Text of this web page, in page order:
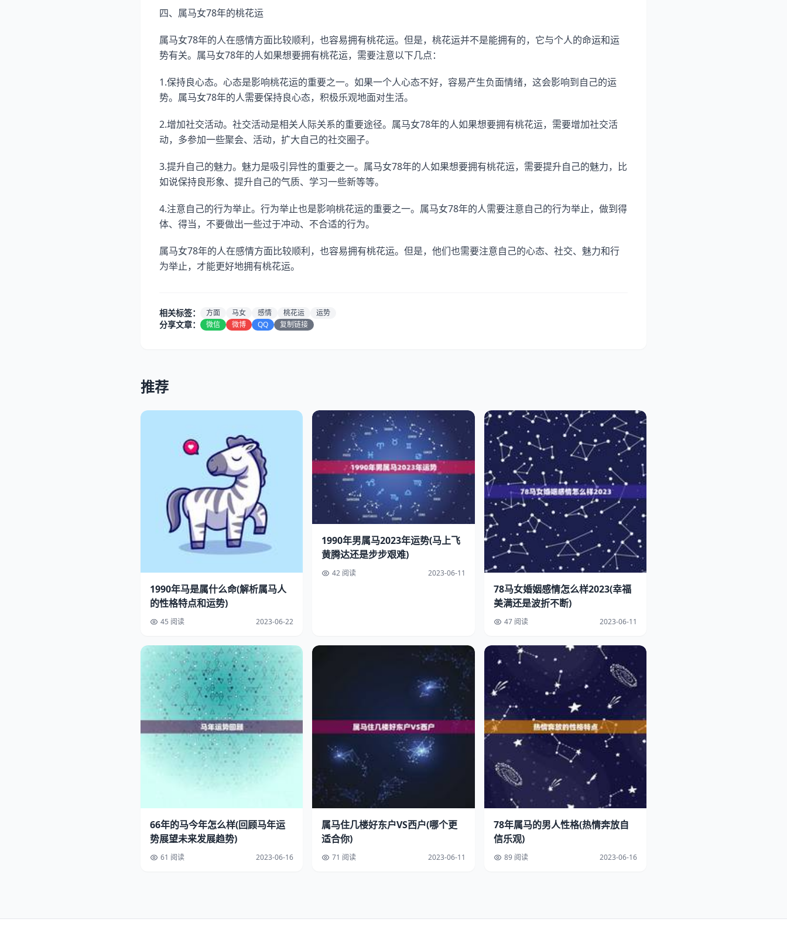
四、属马女78年的桃花运
属马女78年的人在感情方面比较顺利，也容易拥有桃花运。但是，桃花运并不是能拥有的，它与个人的命运和运
势有关。属马女78年的人如果想要拥有桃花运，需要注意以下几点：
1.保持良心态。心态是影响桃花运的重要之一。如果一个人心态不好，容易产生负面情绪，这会影响到自己的运
势。属马女78年的人需要保持良心态，积极乐观地面对生活。
2.增加社交活动。社交活动是相关人际关系的重要途径。属马女78年的人如果想要拥有桃花运，需要增加社交活
动，多参加一些聚会、活动，扩大自己的社交圈子。
3.提升自己的魅力。魅力是吸引异性的重要之一。属马女78年的人如果想要拥有桃花运，需要提升自己的魅力，比
如说保持良形象、提升自己的气质、学习一些新等等。
4.注意自己的行为举止。行为举止也是影响桃花运的重要之一。属马女78年的人需要注意自己的行为举止，做到得
体、得当，不要做出一些过于冲动、不合适的行为。
属马女78年的人在感情方面比较顺利，也容易拥有桃花运。但是，他们也需要注意自己的心态、社交、魅力和行
为举止，才能更好地拥有桃花运。
相关标签： 方面 马女 感情 桃花运 运势
分享文章： 微信 微博 QQ 复制链接
推荐
1990年马是属什么命(解析属马人
的性格特点和运势)
45 阅读 2023-06-22
1990年男属马2023年运势(马上飞
黄腾达还是步步艰难)
42 阅读 2023-06-11
78马女婚姻感情怎么样2023(幸福
美满还是波折不断)
47 阅读 2023-06-11
66年的马今年怎么样(回顾马年运
势展望未来发展趋势)
61 阅读 2023-06-16
属马住几楼好东户VS西户(哪个更
适合你)
71 阅读 2023-06-11
78年属马的男人性格(热情奔放自
信乐观)
89 阅读 2023-06-16